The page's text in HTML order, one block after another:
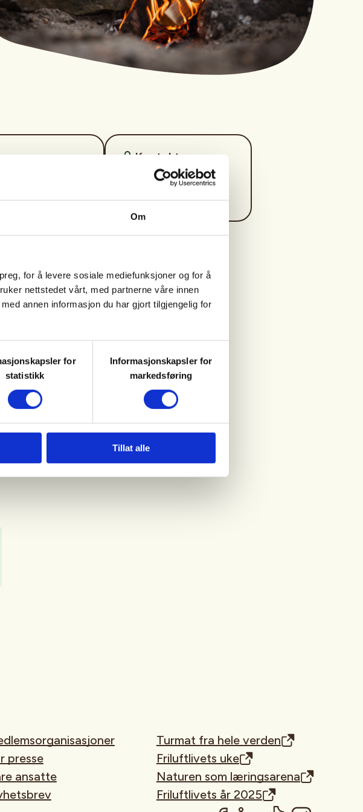
Om
for å levere sosiale mediefunksjoner og for å
nettstedet vårt, med partnerne våre innen
annen informasjon du har gjort tilgjengelig for
for
statistikk
Informasjonskapsler for
markedsføring
Tillat alle
Kontaktperson
https://47604862
bbo2@live.no
presse
ansatte
Turmat fra hele verden
Friluftlivets uke
Naturen som læringsarena
Friluftlivets år 2025